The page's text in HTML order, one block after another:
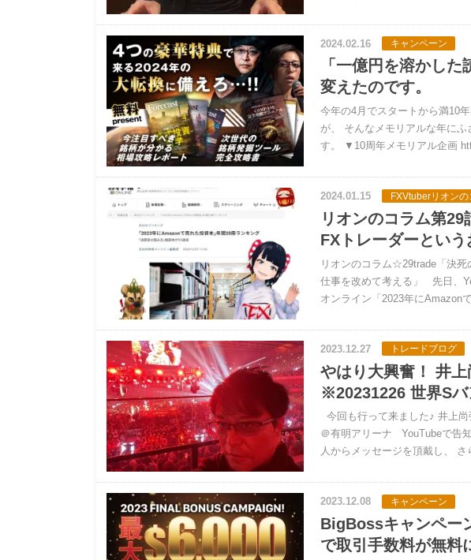
2024.02.16 キャンペーン
「一億円を溶かし
変えたのです。
今年の4月でスタートから満10
が、 そんなメモリアルな年に
す。 ▼10周年メモリアル企画
2024.01.15 FXVtuberリオン
リオンのコラム第
FXトレーダーという
リオンのコラム☆29trade「決
仕事を改めて考える」 先日、
オンライン「2023年にAmazon
2023.12.27 トレードブログ
やはり大興奮！ 井
※20231226 世界S
今回も行って来ました♪ 井上
＠有明アリーナ YouTubeで告
人からメッセージを頂戴し、
2023.12.08 キャンペーン
BigBossキャンペー
で取引手数料が無料